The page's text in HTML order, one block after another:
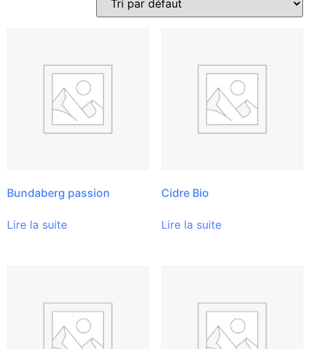
Bundaberg passion
Lire la suite
Cidre Bio
Lire la suite